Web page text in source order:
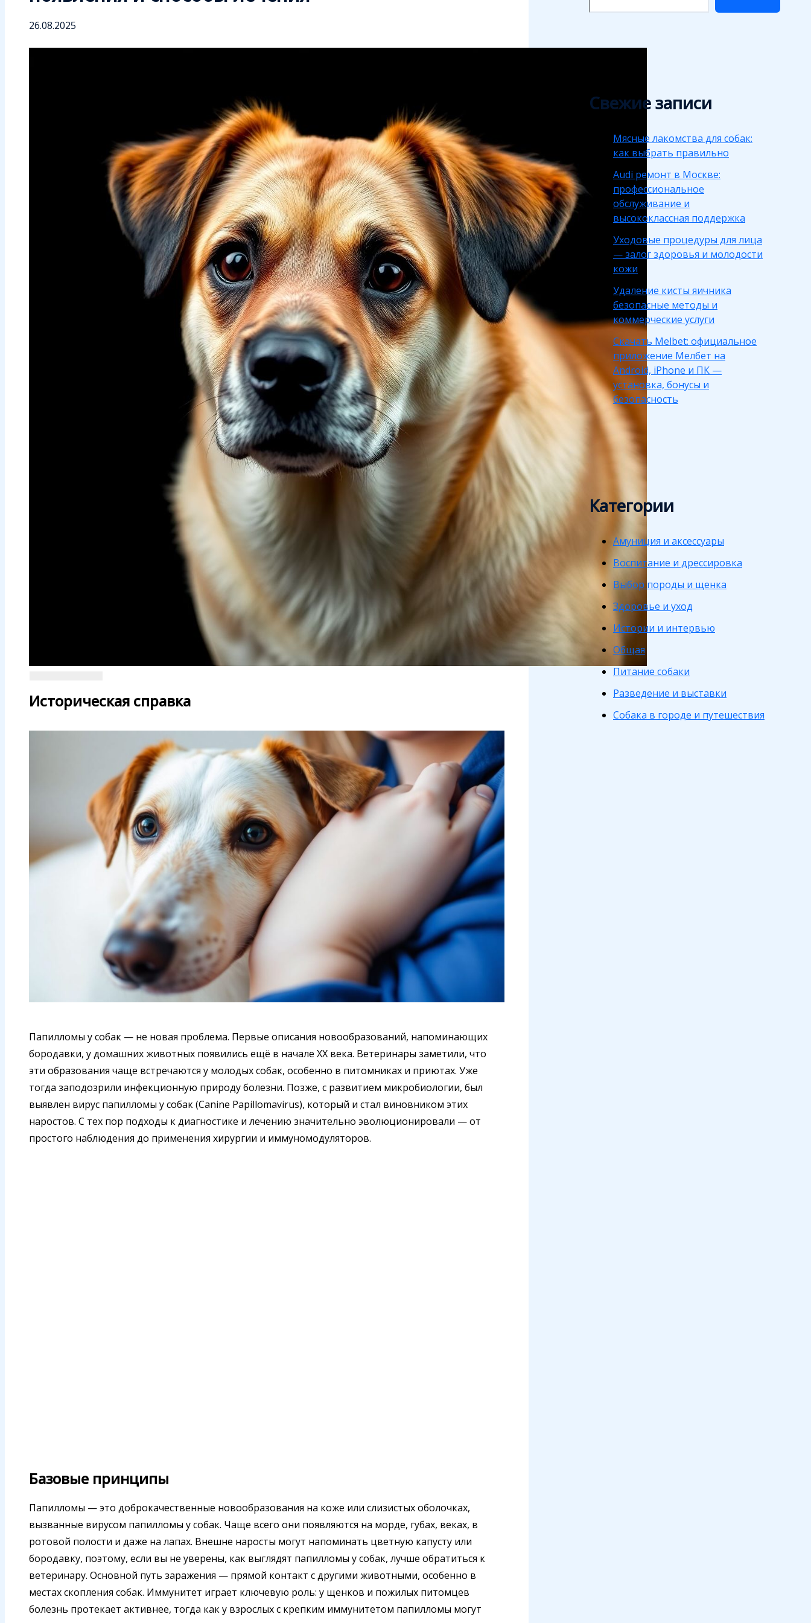
26.08.2025
Историческая справка
Папилломы у собак — не новая проблема. Первые описания новообразований, напоминающих
бородавки, у домашних животных появились ещё в начале XX века. Ветеринары заметили, что
эти образования чаще встречаются у молодых собак, особенно в питомниках и приютах. Уже
тогда заподозрили инфекционную природу болезни. Позже, с развитием микробиологии, был
выявлен вирус папилломы у собак (Canine Papillomavirus), который и стал виновником этих
наростов. С тех пор подходы к диагностике и лечению значительно эволюционировали — от
простого наблюдения до применения хирургии и иммуномодуляторов.
Базовые принципы
Папилломы — это доброкачественные новообразования на коже или слизистых оболочках,
вызванные вирусом папилломы у собак. Чаще всего они появляются на морде, губах, веках, в
ротовой полости и даже на лапах. Внешне наросты могут напоминать цветную капусту или
бородавку, поэтому, если вы не уверены, как выглядят папилломы у собак, лучше обратиться к
ветеринару. Основной путь заражения — прямой контакт с другими животными, особенно в
местах скопления собак. Иммунитет играет ключевую роль: у щенков и пожилых питомцев
болезнь протекает активнее, тогда как у взрослых с крепким иммунитетом папилломы могут
Свежие записи
Мясные лакомства для собак:
как выбрать правильно
Audi ремонт в Москве:
профессиональное
обслуживание и
высококлассная поддержка
Уходовые процедуры для лица
— залог здоровья и молодости
кожи
Удаление кисты яичника
безопасные методы и
коммерческие услуги
Скачать Melbet: официальное
приложение Мелбет на
Android, iPhone и ПК —
установка, бонусы и
безопасность
Категории
Амуниция и аксессуары
Воспитание и дрессировка
Выбор породы и щенка
Здоровье и уход
Истории и интервью
Общая
Питание собаки
Разведение и выставки
Собака в городе и путешествия